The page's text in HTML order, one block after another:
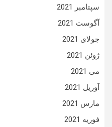
سپتامبر 2021
آگوست 2021
جولای 2021
ژوئن 2021
می 2021
آوریل 2021
مارس 2021
فوریه 2021